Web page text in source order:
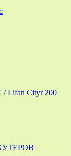
/ Lifan Cityr 200